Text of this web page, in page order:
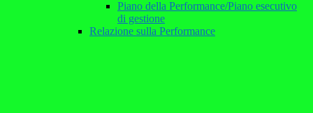
Piano della Performance/Piano esecutivo
di gestione
Relazione sulla Performance